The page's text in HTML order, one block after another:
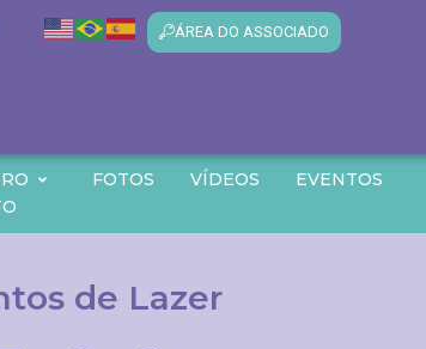
ÁREA DO ASSOCIADO
FOTOS VÍDEOS
EVENTOS
de Lazer